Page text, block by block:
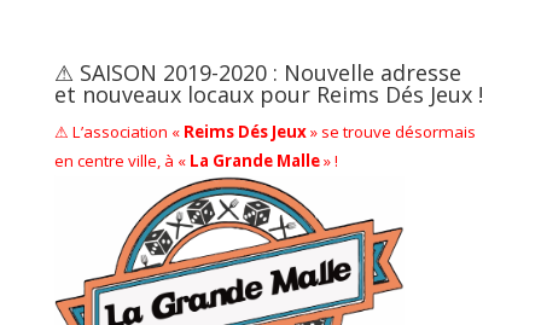
⚠ SAISON 2019-2020 : Nouvelle adresse
et nouveaux locaux pour Reims Dés Jeux !
⚠ L’association « Reims Dés Jeux» se trouve désormais
en centre ville, à « La Grande Malle» !